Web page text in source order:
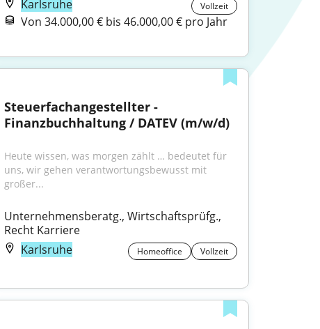
Karlsruhe
Vollzeit
Von 34.000,00 € bis 46.000,00 € pro Jahr
Steuerfachangestellter -
Finanzbuchhaltung / DATEV (m/w/d)
Heute wissen, was morgen zählt … bedeutet für
uns, wir gehen verantwortungsbewusst mit
großer...
Unternehmensberatg., Wirtschaftsprüfg.,
Recht Karriere
Karlsruhe
Homeoffice Vollzeit